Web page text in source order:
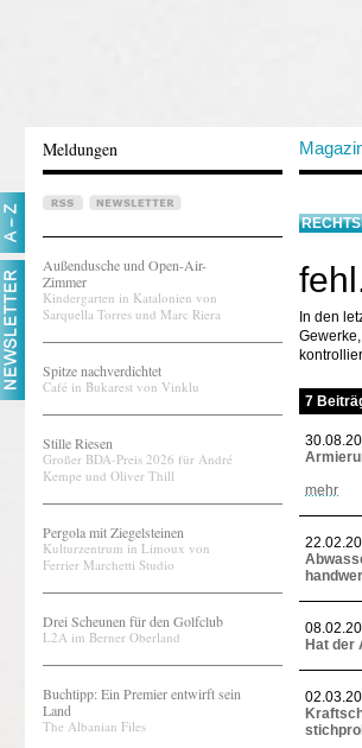
Meldungen
Außendusche und Open-Air-
Zimmer
Kindergarten in Katalonien von
Sarquella Torres und Marc Riera
Spitze nachverdichtet
Café in Bukarest von Vinklu
Stille Riesen
Großer BDA-Preis 2026 für André
Kempe und Oliver Thill
Pergola mit Ziegelsteinen
Kulturzentrum in Limoux von
Ferrier Marchetti Studio
Drei Scheunen für den Golfclub
L2A im Berner Oberland
Buchtipp: Ein Premier entwirft sein
Land
The Albanian Files
In den
7
mehr
Hat der